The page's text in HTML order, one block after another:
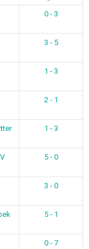
0 - 3
3 - 5
1 - 3
2 - 1
1 - 3
5 - 0
3 - 0
5 - 1
0 - 7